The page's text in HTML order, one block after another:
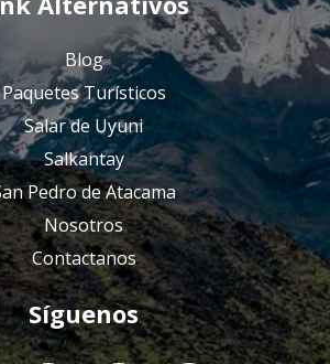
Blog
Paquetes Turísticos
Salar de Uyuni
Salkantay
Pedro de Atacama
Nosotros
Contactanos
Síguenos